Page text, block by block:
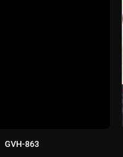
GVH-863